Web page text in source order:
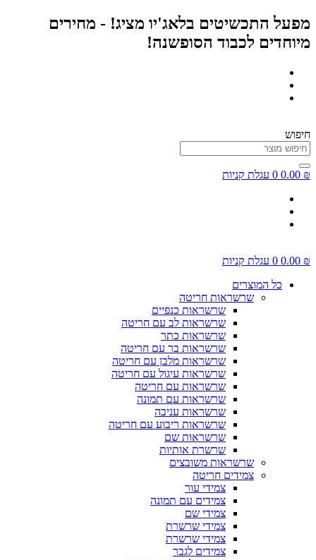
דלג
לתוכן
מפעל התכשיטים בלאג'יו מציג! - מחירים
מיוחדים לכבוד הסופשנה!
חיפוש
0.00 ₪
0 עגלת קניות
0.00 ₪
0 עגלת קניות
כל המוצרים
שרשראות חריטה
שרשראות כנפיים
שרשראות לב עם חריטה
שרשראות כתר
שרשראות בר עם חריטה
שרשראות מלבן עם חריטה
שרשראות עיגול עם חריטה
שרשראות עם חריטה
שרשראות עם תמונה
שרשראות עניבה
שרשראות ריבוע עם חריטה
שרשראות שם
שרשרת אותיות
שרשראות משובצים
צמידים חריטה
צמידי עור
צמידים עם תמונה
צמידי שם
צמידי שרשרת
צמידי שרשרת
צמידים לגבר